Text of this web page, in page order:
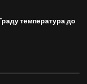
температура до